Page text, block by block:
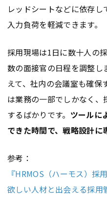
レッドシートなどに依存
入力負荷を軽減できます。
採用現場は1日に数十人の
数の面接官の日程を調整し
えて、社内の会議室も確保
は業務の一部でしかなく
するばかりです。 ツールに
できた時間で、戦略設計に
参考：
『HRMOS（ハーモス）採
欲しい人材と出会える採用